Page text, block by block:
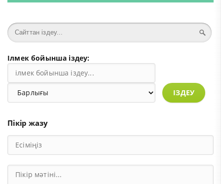
Ілмек бойынша іздеу:
ІЗДЕУ
Пікір жазу